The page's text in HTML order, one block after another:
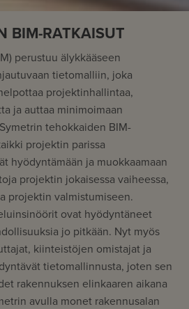
BIM-RATKAISUT
perustuu älykkääseen
tietomalliin, joka
projektinhallintaa,
ja auttaa minimoimaan
tehokkaiden BIM-
projektin parissa
hyödyntämään ja muokkaamaan
projektin jokaisessa vaiheessa,
projektin valmistumiseen.
ovat hyödyntäneet
jo pitkään. Nyt myös
kiinteistöjen omistajat ja
tietomallinnusta, joten sen
rakennuksen elinkaaren aikana
avulla monet rakennusalan